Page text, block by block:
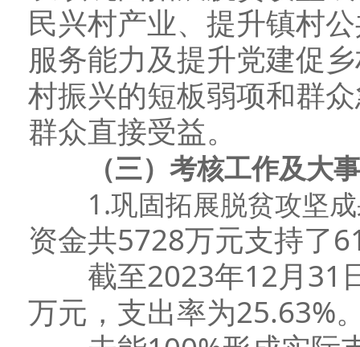
民兴村产业、提升镇村
服务能力及提升党建促
村振兴的短板弱项和群
群众直接受益。
（三） 考核工作及大
1.巩固拓展脱贫攻坚
资金共5728万元支持了
截至2023年12月31
万元，支出率为25.63%